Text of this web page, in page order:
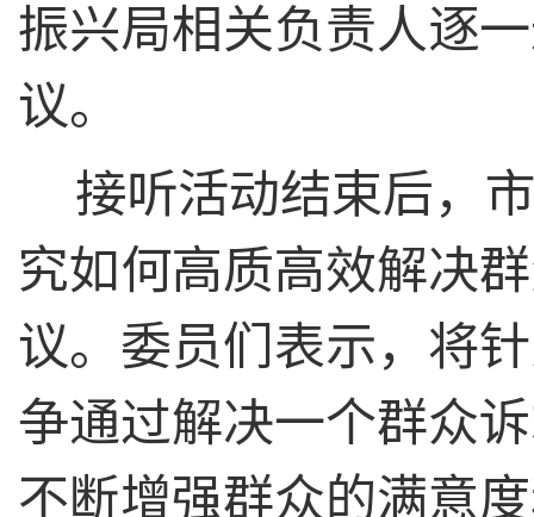
振兴局相关负责人逐
议。
接听活动结束后，
究如何高质高效解决
议。委员们表示，将
争通过解决一个群众
不断增强群众的满意